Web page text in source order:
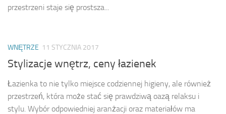
przestrzeni staje się prostsza...
WNĘTRZE 11 STYCZNIA 2017
Stylizacje wnętrz, ceny łazienek
Łazienka to nie tylko miejsce codziennej higieny, ale również
przestrzeń, która może stać się prawdziwą oazą relaksu i
stylu. Wybór odpowiedniej aranżacji oraz materiałów ma